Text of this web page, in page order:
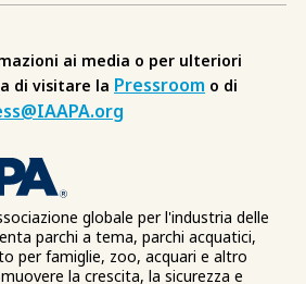
ai media o per ulteriori
di visitare la Pressroom o di
globale per l'industria delle
parchi a tema, parchi acquatici,
per famiglie, zoo, acquari e altro
la crescita, la sicurezza e